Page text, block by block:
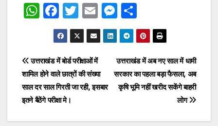
W
s
A
p
p
F
a
c
e
b
o
o
k
T
w
itt
er
E
m
ai
l
M
e
s
s
e
n
er
h
ar
e
Post
navigation
उत्तराखंड में अब नए साल में धामी
सरकार का पहला बड़ा फैसला, अब
कृषि भूमि नहीं खरीद सकेंगे बाहरी
लोग
उत्तराखंड में बोर्ड परीक्षाओं में
शामिल होने वाले छात्रों की संख्या
साल दर साल गिरती जा रही, इसबार
इतने बैठेंगे परीक्षा मे।